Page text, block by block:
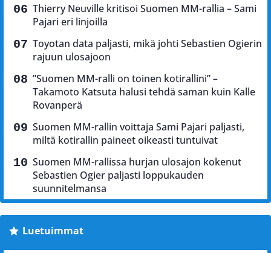
Thierry Neuville kritisoi Suomen MM-rallia – Sami
Pajari eri linjoilla
Toyotan data paljasti, mikä johti Sebastien Ogierin
rajuun ulosajoon
”Suomen MM-ralli on toinen kotirallini” –
Takamoto Katsuta halusi tehdä saman kuin Kalle
Rovanperä
Suomen MM-rallin voittaja Sami Pajari paljasti,
miltä kotirallin paineet oikeasti tuntuivat
Suomen MM-rallissa hurjan ulosajon kokenut
Sebastien Ogier paljasti loppukauden
suunnitelmansa
Luetuimmat